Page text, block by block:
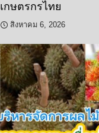
เกษตรกรไทย
สิงหาคม 6, 2026